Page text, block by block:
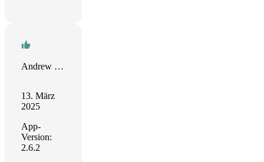
Andrew Elsasser
13. März
2025
App-
Version:
2.6.2